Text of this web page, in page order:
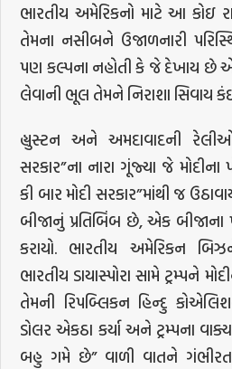
ભારતીય અમેરિકનો માટે આ કોઇ
તેમના નસીબને ઉજાળનારી
પણ કલ્પના નહોતી કે જે દેખાય છે
લેવાની ભૂલ તેમને નિરાશા સિવાય
હ્યુસ્ટન અને અમદાવાદની
સરકાર”ના નારા ગૂંજ્યા જે મોદીના
કી બાર મોદી સરકાર”માંથી જ
બીજાનું પ્રતિબિંબ છે, એક બીજાના
કરાયો. ભારતીય અમેરિકન
ભારતીય ડાયાસ્પોરા સામે ટ્રમ્પને
તેમની રિપબ્લિકન હિન્દુ
ડોલર એકઠા કર્યા અને ટ્રમ્પના
બહુ ગમે છે” વાળી વાતને